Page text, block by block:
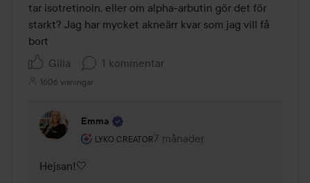
tar isotretinoin, eller om alpha-arbutin gör det för
starkt? Jag har mycket akneärr kvar som jag vill få
bort
Gilla
1 kommentar
1606 visningar
Emma
LYKO CREATOR
Användarens roll: Lyko Creator.
7 månader
Kommentaren lades 7 månader
Hejsan!🤍